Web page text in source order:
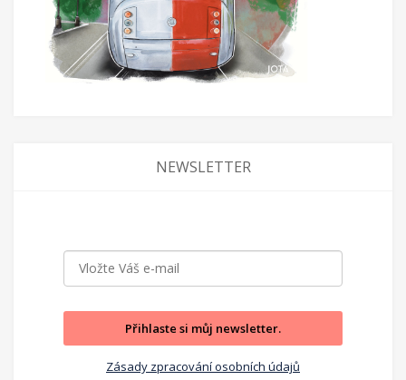
NEWSLETTER
Přihlaste si můj newsletter.
Zásady zpracování osobních údajů